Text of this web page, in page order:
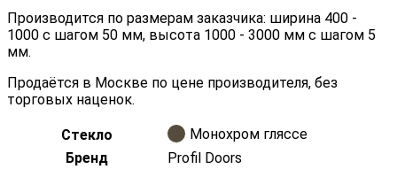
Производится по размерам заказчика: ширина 400 -
1000 с шагом 50 мм, высота 1000 - 3000 мм с шагом 5
мм.
Продаётся в Москве по цене производителя, без
торговых наценок.
Стекло
Монохром гляссе
Бренд
Profil Doors